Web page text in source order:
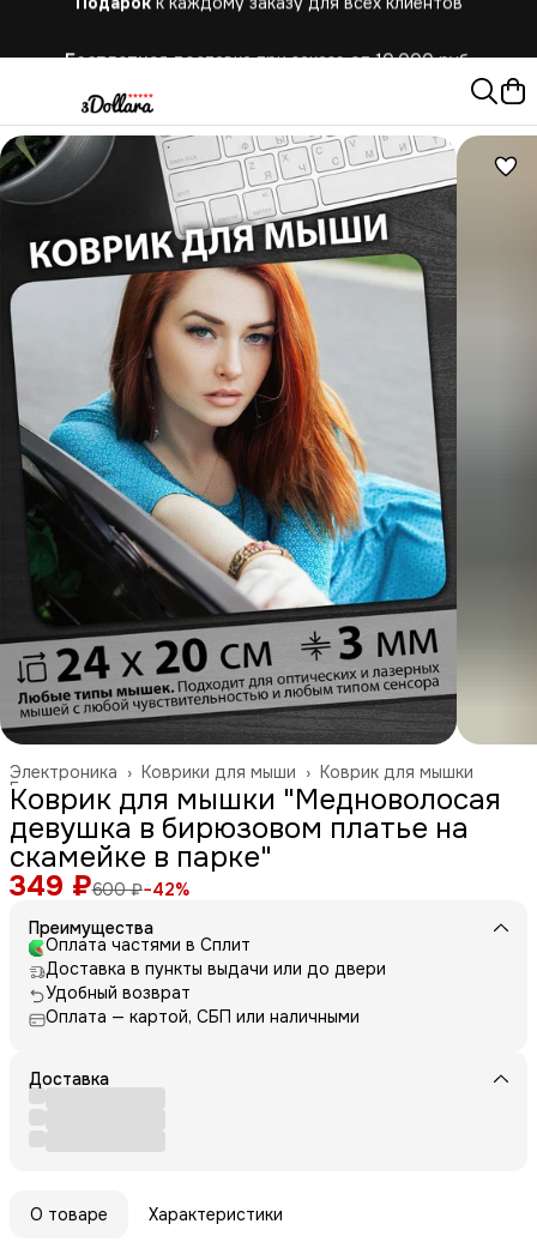
Коврик для мышки
Коврики для мыши ›
Электроника ›
Главная
Коврик для мышки "Медноволосая
девушка в бирюзовом платье на
скамейке в парке"
349 ₽600 ₽−42%
Преимущества
Оплата частями в Сплит
Доставка в пункты выдачи или до двери
Удобный возврат
Оплата — картой, СБП или наличными
Доставка
О товаре Характеристики